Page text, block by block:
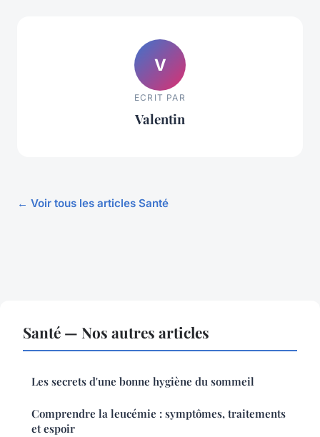
V
ECRIT PAR
Valentin
← Voir tous les articles Santé
Santé — Nos autres articles
Les secrets d'une bonne hygiène du sommeil
Comprendre la leucémie : symptômes, traitements
et espoir